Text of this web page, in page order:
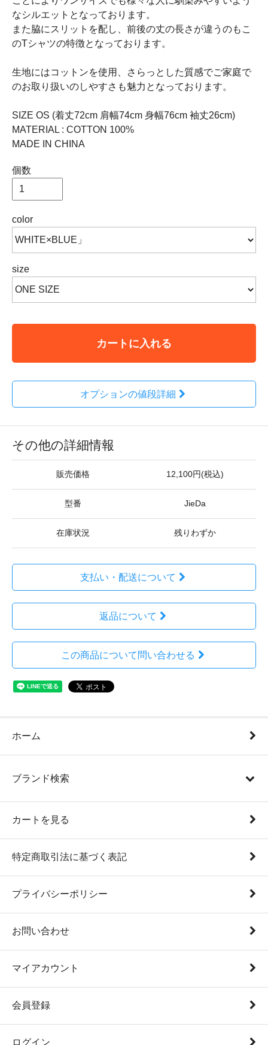
なシルエットとなっております。
また脇にスリットを配し、前後の丈の長さが違うのもこ
のTシャツの特徴となっております。
生地にはコットンを使用、さらっとした質感でご家庭で
のお取り扱いのしやすさも魅力となっております。
SIZE OS (着丈72cm 肩幅74cm 身幅76cm 袖丈26cm)
MATERIAL : COTTON 100%
MADE IN CHINA
個数
color
size
カートに入れる
オプションの値段詳細
その他の詳細情報
販売価格 12,100円(税込)
型番 JieDa
在庫状況 残りわずか
支払い・配送について
返品について
この商品について問い合わせる
ホーム
ブランド検索
カートを見る
特定商取引法に基づく表記
プライバシーポリシー
お問い合わせ
マイアカウント
会員登録
ログイン